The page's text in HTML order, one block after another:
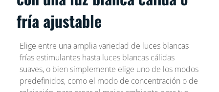
fría ajustable
Elige entre una amplia variedad de luces blancas
frías estimulantes hasta luces blancas cálidas
suaves, o bien simplemente elige uno de los modos
predefinidos, como el modo de concentración o de